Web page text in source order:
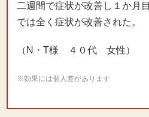
二週間で症状が改善し１か月目
では全く症状が改善された。
（N・T様 ４０代 女性）
※効果には個人差があります